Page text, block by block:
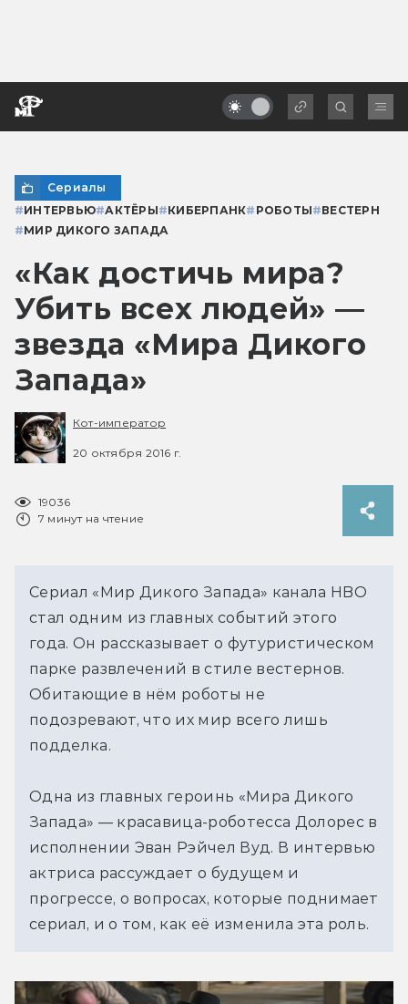
Сериалы
#ИНТЕРВЬЮ#АКТЁРЫ#КИБЕРПАНК# РОБОТЫ#ВЕСТЕРН
#МИР ДИКОГО ЗАПАДА
«Как достичь мира?
Убить всех людей» —
звезда «Мира Дикого
Запада»
Кот-император
20 октября 2016 г.
19036
7 минут на чтение
Сериал «Мир Дикого Запада» канала HBO
стал одним из главных событий этого
года. Он рассказывает о футуристическом
парке развлечений в стиле вестернов.
Обитающие в нём роботы не
подозревают, что их мир всего лишь
подделка.
Одна из главных героинь «Мира Дикого
Запада» — красавица-роботесса Долорес в
исполнении Эван Рэйчел Вуд. В интервью
актриса рассуждает о будущем и
прогрессе, о вопросах, которые поднимает
сериал, и о том, как её изменила эта роль.